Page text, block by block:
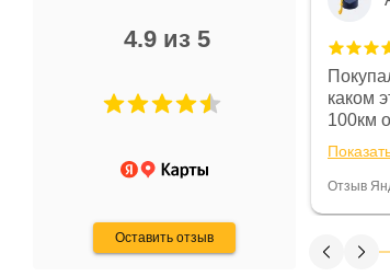
4.9 из 5
Оставить отзыв
Не понравились условия
и дают только на год)
каком
100км
Отзыв